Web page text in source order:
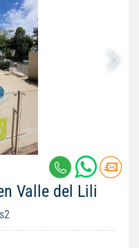
Valle del Lili